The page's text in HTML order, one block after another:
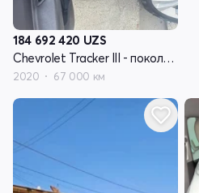
184 692 420 UZS
Chevrolet Tracker III - поколение рестайлинг
2020 67 000 км